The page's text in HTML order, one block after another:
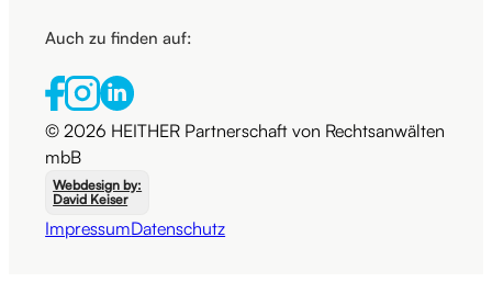
Auch zu finden auf:
© 2026 HEITHER Partnerschaft von Rechtsanwälten
mbB
ImpressumDatenschutz
Webdesign by:
David Keiser